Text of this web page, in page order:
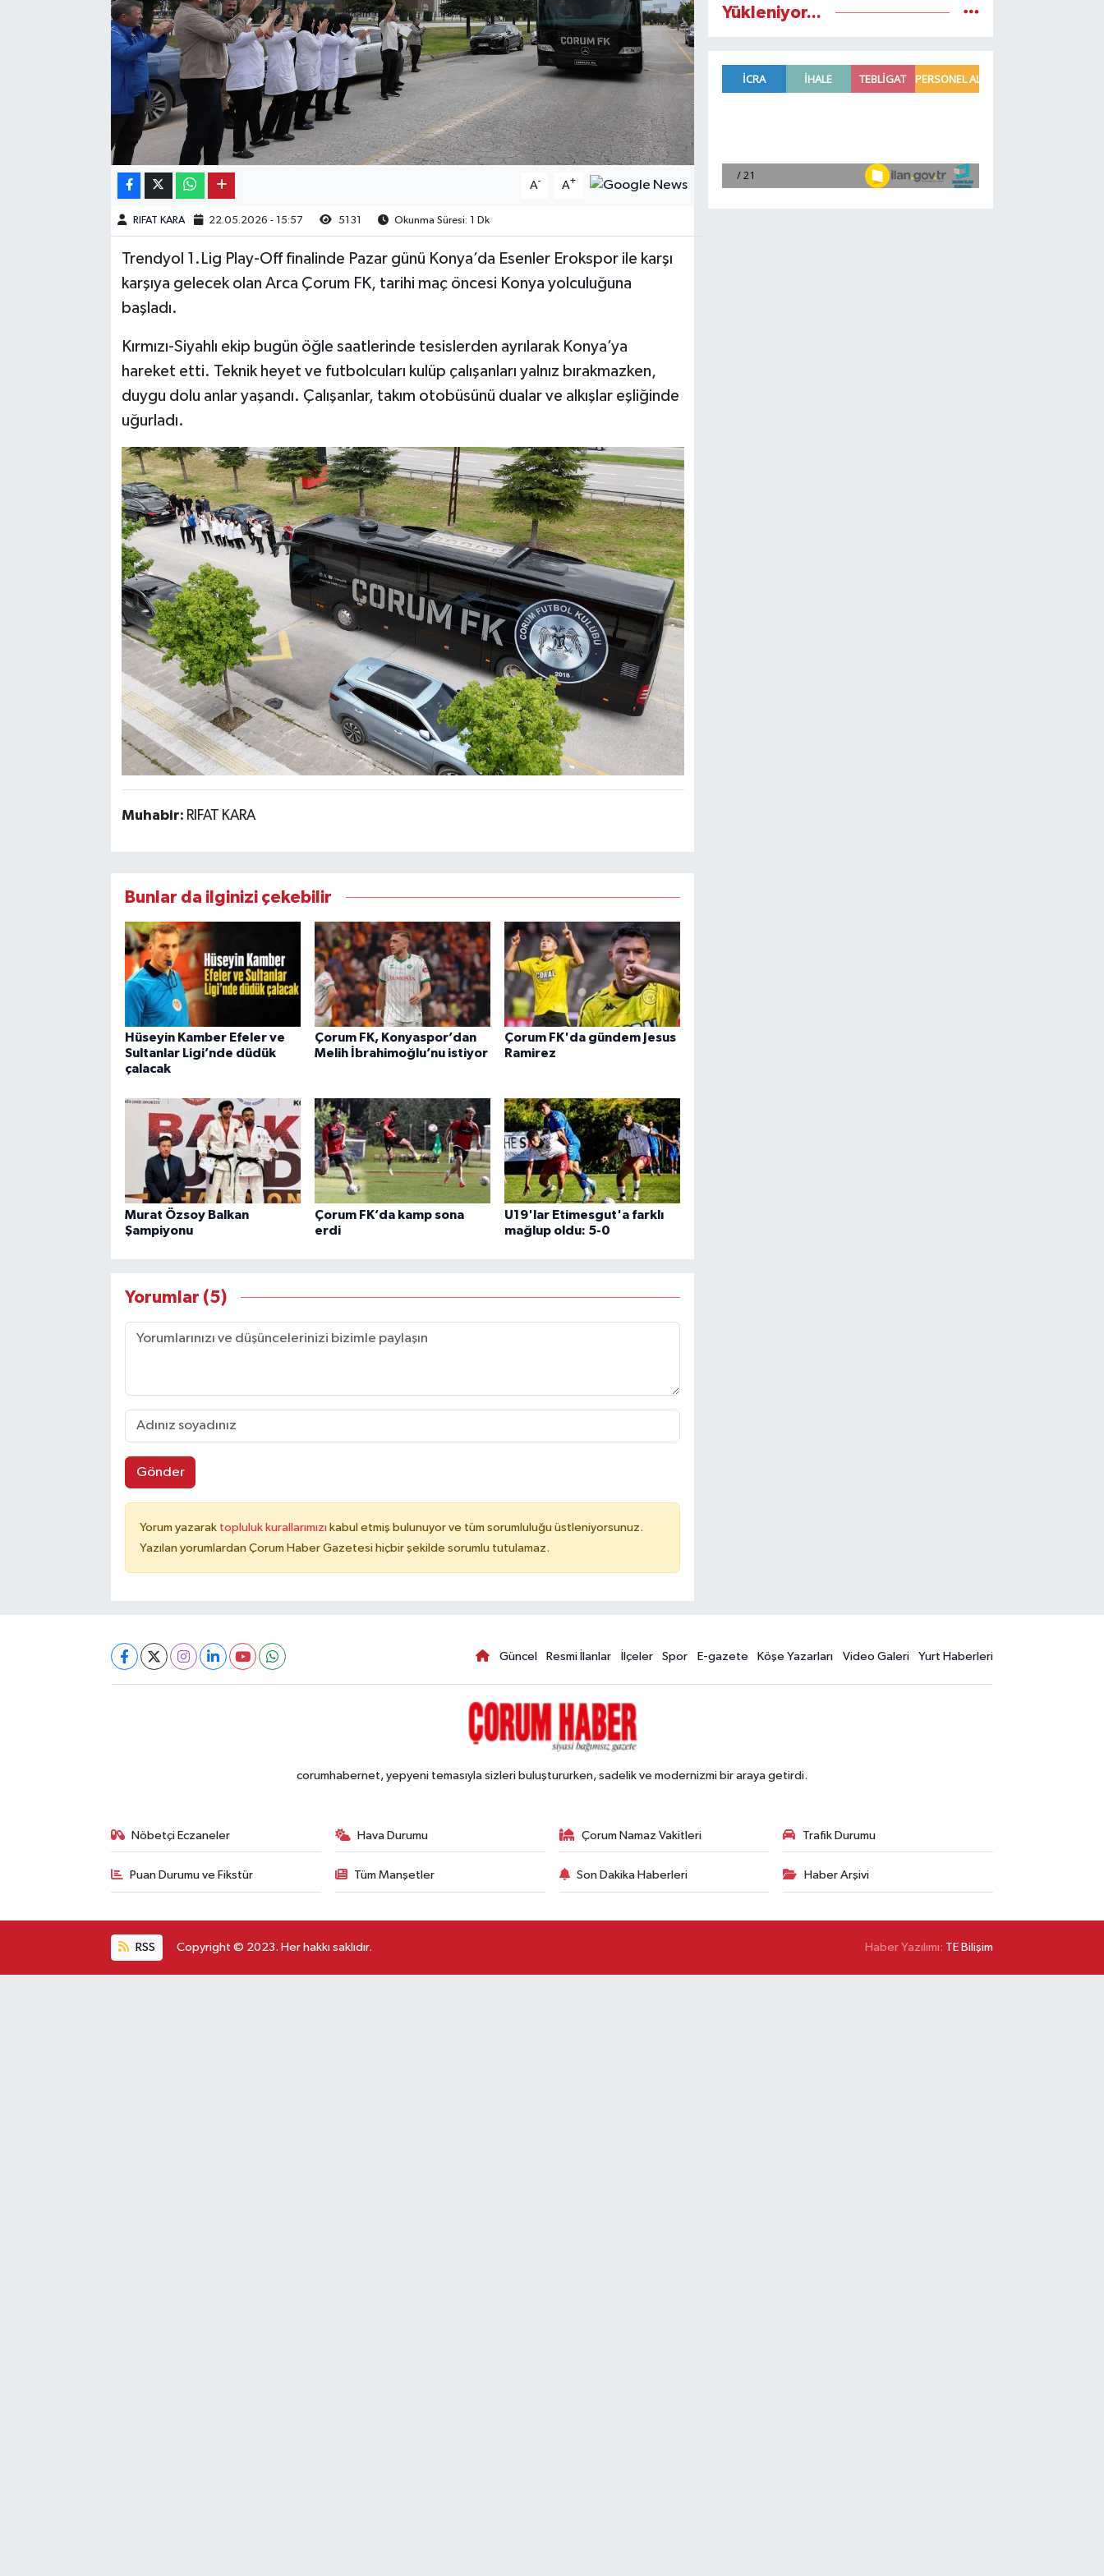
A- A+
RIFAT KARA 22.05.2026 - 15:57 5131 Okunma Süresi: 1 Dk
Trendyol 1.Lig Play-Off finalinde Pazar günü Konya’da Esenler Erokspor ile karşı
karşıya gelecek olan Arca Çorum FK, tarihi maç öncesi Konya yolculuğuna
başladı.
Kırmızı-Siyahlı ekip bugün öğle saatlerinde tesislerden ayrılarak Konya’ya
hareket etti. Teknik heyet ve futbolcuları kulüp çalışanları yalnız bırakmazken,
duygu dolu anlar yaşandı. Çalışanlar, takım otobüsünü dualar ve alkışlar eşliğinde
uğurladı.
Muhabir: RIFAT KARA
Bunlar da ilginizi çekebilir
Hüseyin Kamber Efeler ve
Sultanlar Ligi’nde düdük
çalacak
Çorum FK, Konyaspor’dan
Melih İbrahimoğlu’nu istiyor
Çorum FK'da gündem Jesus
Ramirez
Murat Özsoy Balkan
Şampiyonu
Çorum FK’da kamp sona
erdi
U19'lar Etimesgut'a farklı
mağlup oldu: 5-0
Yorumlar (5)
Gönder
Yorum yazarak topluluk kurallarımızı kabul etmiş bulunuyor ve tüm sorumluluğu üstleniyorsunuz.
Yazılan yorumlardan Çorum Haber Gazetesi hiçbir şekilde sorumlu tutulamaz.
Yükleniyor...
Güncel Resmi İlanlar İlçeler Spor E-gazete Köşe Yazarları Video Galeri Yurt Haberleri
corumhabernet, yepyeni temasıyla sizleri buluştururken, sadelik ve modernizmi bir araya getirdi.
Nöbetçi Eczaneler Hava Durumu Çorum Namaz Vakitleri Trafik Durumu
Puan Durumu ve Fikstür Tüm Manşetler Son Dakika Haberleri Haber Arşivi
RSS Copyright © 2023. Her hakkı saklıdır. Haber Yazılımı: TE Bilişim
Osmancık